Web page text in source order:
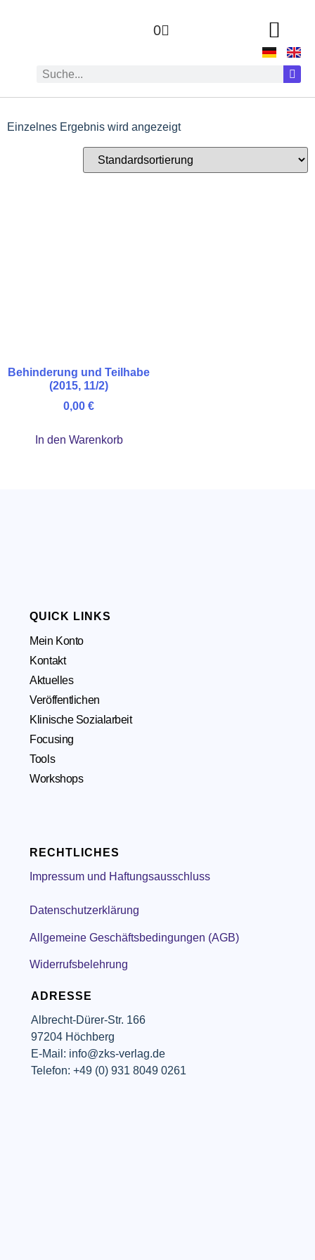
0
Einzelnes Ergebnis wird angezeigt
Behinderung und Teilhabe
(2015, 11/2)
0,00 €
In den Warenkorb
ADRESSE
Albrecht-Dürer-Str. 166
97204 Höchberg
E-Mail: info@zks-verlag.de
Telefon: +49 (0) 931 8049 0261
RECHTLICHES
Impressum und Haftungsausschluss
Datenschutzerklärung
Allgemeine Geschäftsbedingungen (AGB)
Widerrufsbelehrung
QUICK LINKS
Mein Konto
Kontakt
Aktuelles
Veröffentlichen
Klinische Sozialarbeit
Focusing
Tools
Workshops